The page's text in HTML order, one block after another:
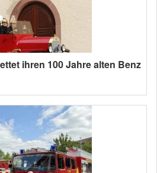
ihren 100 Jahre alten Benz